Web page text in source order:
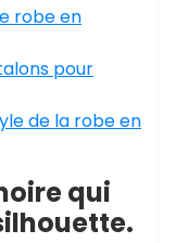
robe en
pour
de la robe en
qui